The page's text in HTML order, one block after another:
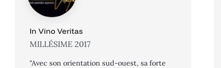
In Vino Veritas
MILLÉSIME 2017
"Avec son orientation sud-ouest, sa forte